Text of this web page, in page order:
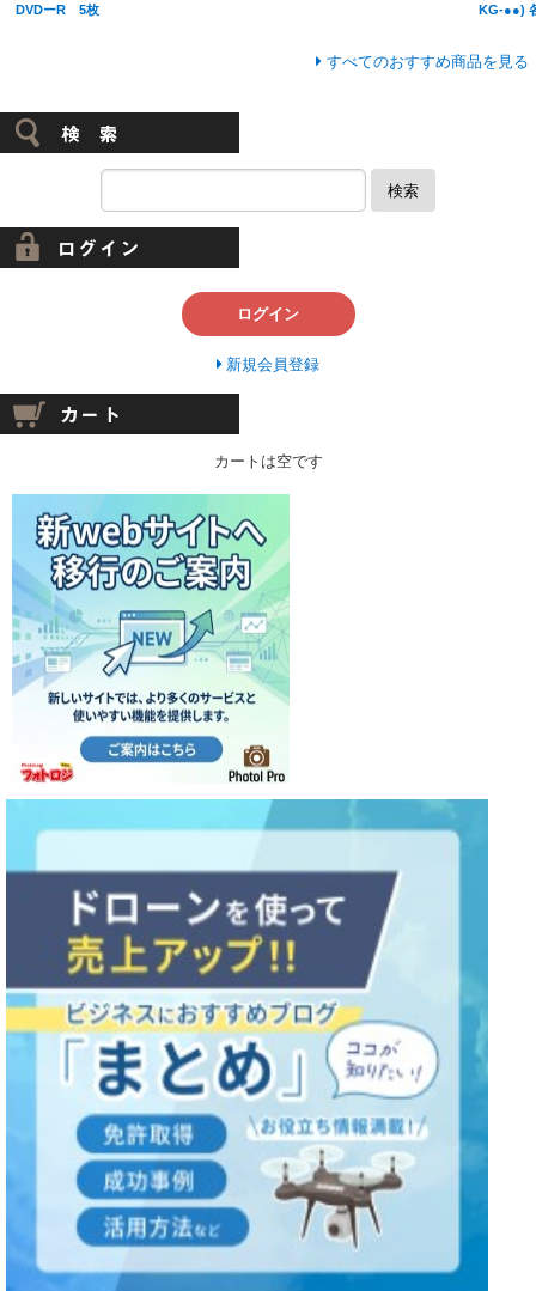
DVDーR 5枚
KG-●●)
すべてのおすすめ商品を見る
検索
ログイン
新規会員登録
カートは空です